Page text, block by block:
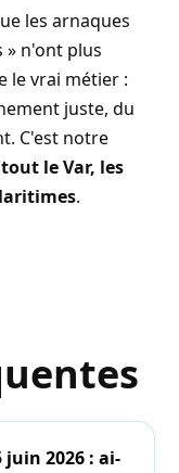
les arnaques
» n'ont plus
le vrai métier :
juste, du
C'est notre
tout le Var, les
.
juin 2026 : ai-